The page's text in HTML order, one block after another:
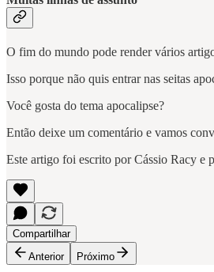
O fim do mundo pode render vários
Isso porque não quis entrar nas seitas
Você gosta do tema apocalipse?
Então deixe um comentário e vamos
Este artigo foi escrito por Cássio Racy e
Compartilhar
Anterior
Próximo